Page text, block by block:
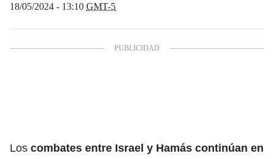
18/05/2024 - 13:10 GMT-5
Los combates entre Israel y Hamás continúan en